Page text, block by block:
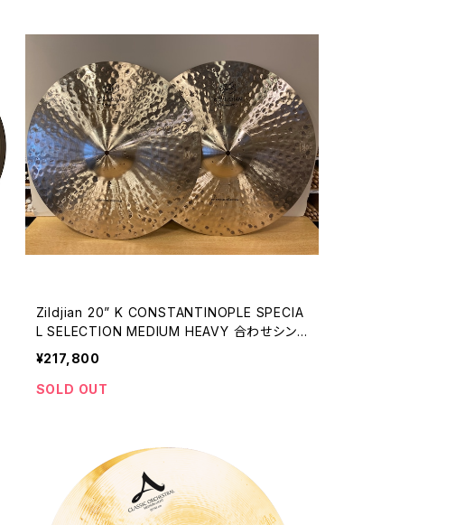
Zildjian 20” K CONSTANTINOPLE SPECIA
L SELECTION MEDIUM HEAVY 合わせシン
バル KCON-20SS
¥217,800
SOLD OUT